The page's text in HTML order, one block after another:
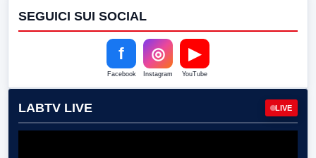
SEGUICI SUI SOCIAL
f
Facebook
◎
Instagram
▶
YouTube
LABTV LIVE LIVE